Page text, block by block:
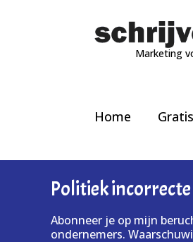
Marketing
Home Gratis
Politiek
Abonneer je op mijn
ondernemers.